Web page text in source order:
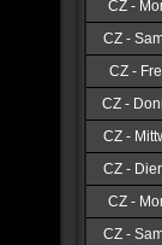
CZ -
CZ -
CZ -
CZ -
CZ -
CZ -
CZ -
CZ -